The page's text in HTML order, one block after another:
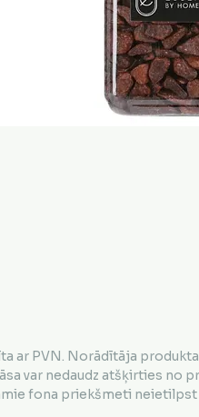
ar PVN. Norādītāja
var nedaudz atšķirties no
fona priekšmeti